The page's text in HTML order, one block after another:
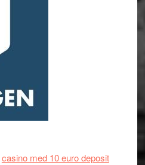
casino med 10 euro deposit